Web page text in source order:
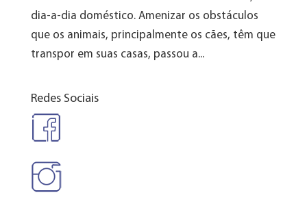
dia-a-dia doméstico. Amenizar os obstáculos
que os animais, principalmente os cães, têm que
transpor em suas casas, passou a...
Redes Sociais